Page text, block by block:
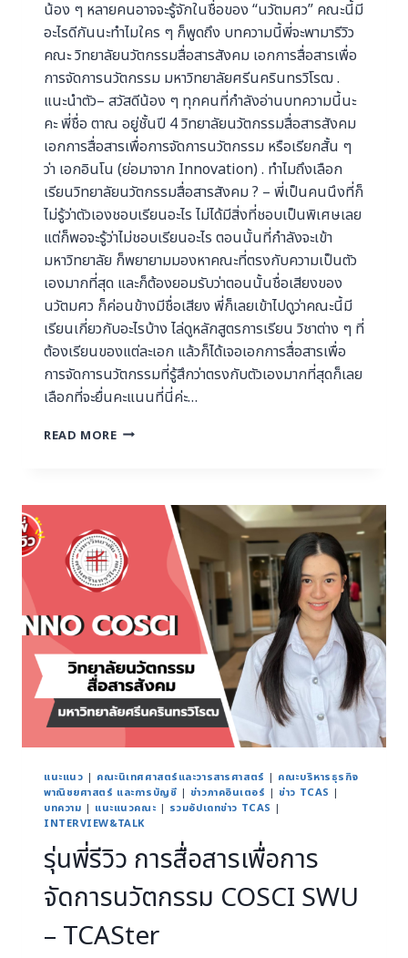
น้อง ๆ หลายคนอาจจะรู้จักในชื่อของ “นวัตมศว” คณะนี้มี
อะไรดีกันนะทำไมใคร ๆ ก็พูดถึง บทความนี้พี่จะพามารีวิว
คณะ วิทยาลัยนวัตกรรมสื่อสารสังคม เอกการสื่อสารเพื่อ
การจัดการนวัตกรรม มหาวิทยาลัยศรีนครินทรวิโรฒ .
แนะนำตัว– สวัสดีน้อง ๆ ทุกคนที่กำลังอ่านบทความนี้นะ
คะ พี่ชื่อ ตาณ อยู่ชั้นปี 4 วิทยาลัยนวัตกรรมสื่อสารสังคม
เอกการสื่อสารเพื่อการจัดการนวัตกรรม หรือเรียกสั้น ๆ
ว่า เอกอินโน (ย่อมาจาก Innovation) . ทําไมถึงเลือก
เรียนวิทยาลัยนวัตกรรมสื่อสารสังคม ? – พี่เป็นคนนึงที่ก็
ไม่รู้ว่าตัวเองชอบเรียนอะไร ไม่ได้มีสิ่งที่ชอบเป็นพิเศษเลย
แต่ก็พอจะรู้ว่าไม่ชอบเรียนอะไร ตอนนั้นที่กำลังจะเข้า
มหาวิทยาลัย ก็พยายามมองหาคณะที่ตรงกับความเป็นตัว
เองมากที่สุด และก็ต้องยอมรับว่าตอนนั้นชื่อเสียงของ
นวัตมศว ก็ค่อนข้างมีชื่อเสียง พี่ก็เลยเข้าไปดูว่าคณะนี้มี
เรียนเกี่ยวกับอะไรบ้าง ไล่ดูหลักสูตรการเรียน วิชาต่าง ๆ ที่
ต้องเรียนของแต่ละเอก แล้วก็ได้เจอเอกการสื่อสารเพื่อ
การจัดการนวัตกรรมที่รู้สึกว่าตรงกับตัวเองมากที่สุดก็เลย
เลือกที่จะยื่นคะแนนที่นี่ค่ะ…
READ MORE
แนะแนว | คณะนิเทศศาสตร์และวารสารศาสตร์ | คณะบริหารธุรกิจ
พาณิชยศาสตร์ และการบัญชี | ข่าวภาคอินเตอร์ |ข่าว TCAS |
บทความ | แนะแนวคณะ | รวมอัปเดทข่าว TCAS |
INTERVIEW&TALK
รุ่นพี่รีวิว การสื่อสารเพื่อการ
จัดการนวัตกรรม COSCI SWU
– TCASter